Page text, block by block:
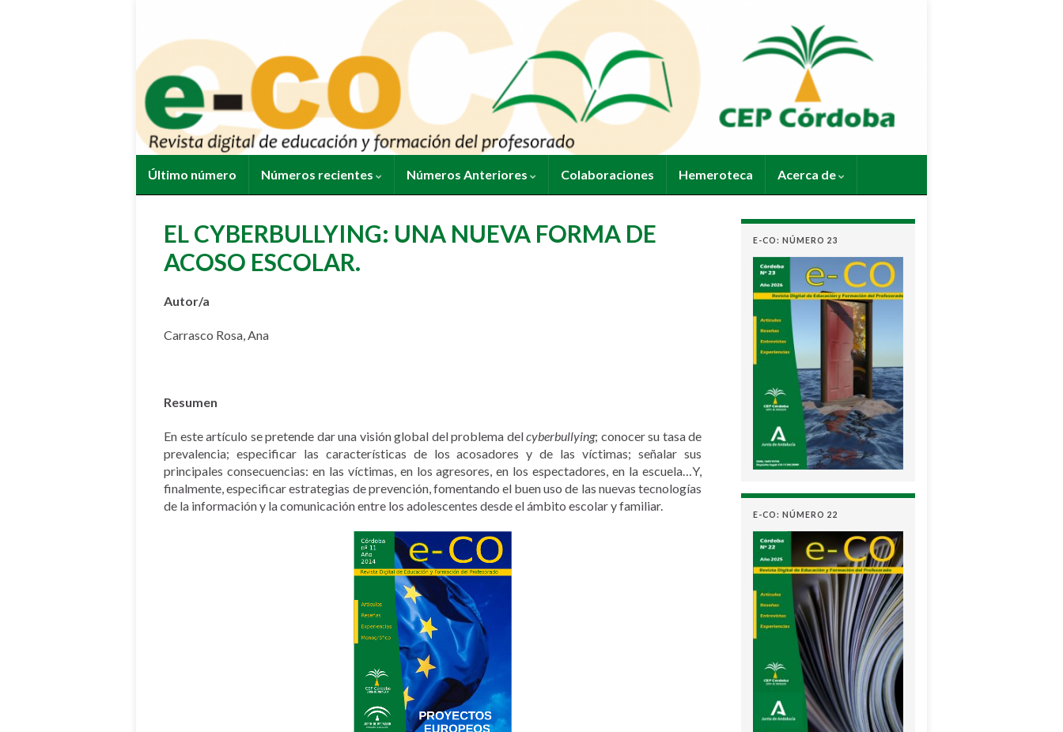
Último número Números recientes Números Anteriores Colaboraciones Hemeroteca Acerca de
EL CYBERBULLYING: UNA NUEVA FORMA DE
ACOSO ESCOLAR.
Autor/a
Carrasco Rosa, Ana
Resumen
En este artículo se pretende dar una visión global del problema delcyberbullying; conocer su tasa de
prevalencia; especificar las características de los acosadores y de las víctimas; señalar sus
principales consecuencias: en las víctimas, en los agresores, en los espectadores, en la escuela…Y,
finalmente, especificar estrategias de prevención, fomentando el buen uso de las nuevas tecnologías
de la información y la comunicación entre los adolescentes desde el ámbito escolar y familiar.
E-CO: NÚMERO 23
E-CO: NÚMERO 22